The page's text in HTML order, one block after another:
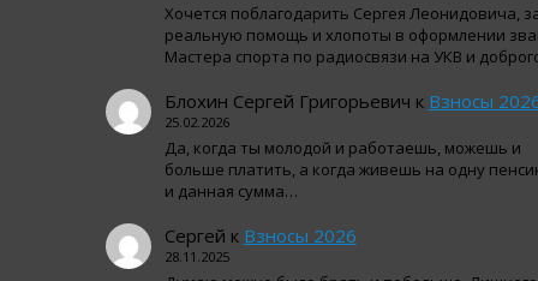
Хочется поблагодарить Сергея Леонидовича,
реальную помощь и хлопоты в оформлении
Мастера спорта по радиосвязи на УКВ и
Блохин Сергей Григорьевич к Взносы
25.02.2026
Да, когда ты молодой и работаешь, можешь и
больше платить, а когда живешь на одну
и данная сумма…
Сергей к Взносы 2026
28.11.2025